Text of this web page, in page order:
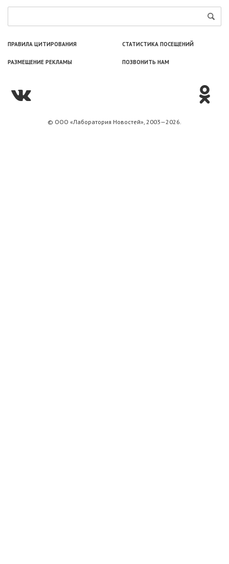
ПРАВИЛА ЦИТИРОВАНИЯ СТАТИСТИКА ПОСЕЩЕНИЙ
РАЗМЕЩЕНИЕ РЕКЛАМЫ ПОЗВОНИТЬ НАМ
© ООО «Лаборатория Новоcтей», 2003—2026.